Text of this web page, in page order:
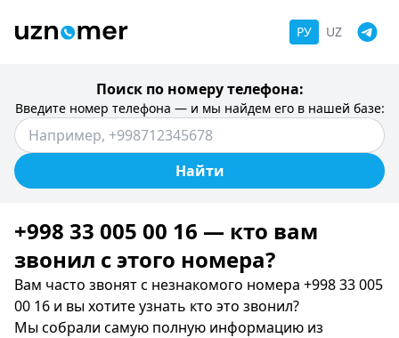
РУ UZ
Поиск по номеру телефона:
Введите номер телефона — и мы найдем его в нашей базе:
Найти
+998 33 005 00 16 — кто вам
звонил c этого номера?
Вам часто звонят с незнакомого номера +998 33 005
00 16 и вы хотите узнать кто это звонил?
Мы собрали самую полную информацию из